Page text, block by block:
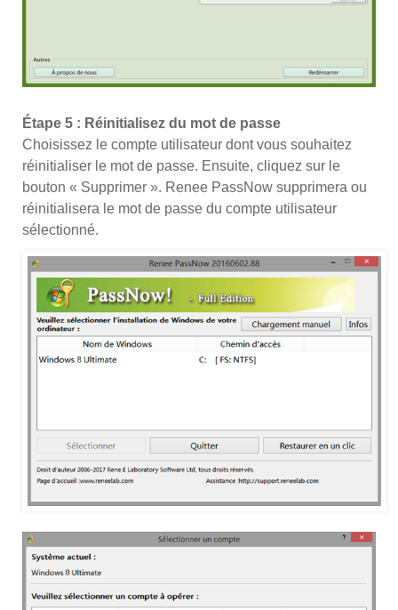
Étape 5 : Réinitialisez du mot de passe
Choisissez le compte utilisateur dont vous souhaitez
réinitialiser le mot de passe. Ensuite, cliquez sur le
bouton « Supprimer ». Renee PassNow supprimera ou
réinitialisera le mot de passe du compte utilisateur
sélectionné.